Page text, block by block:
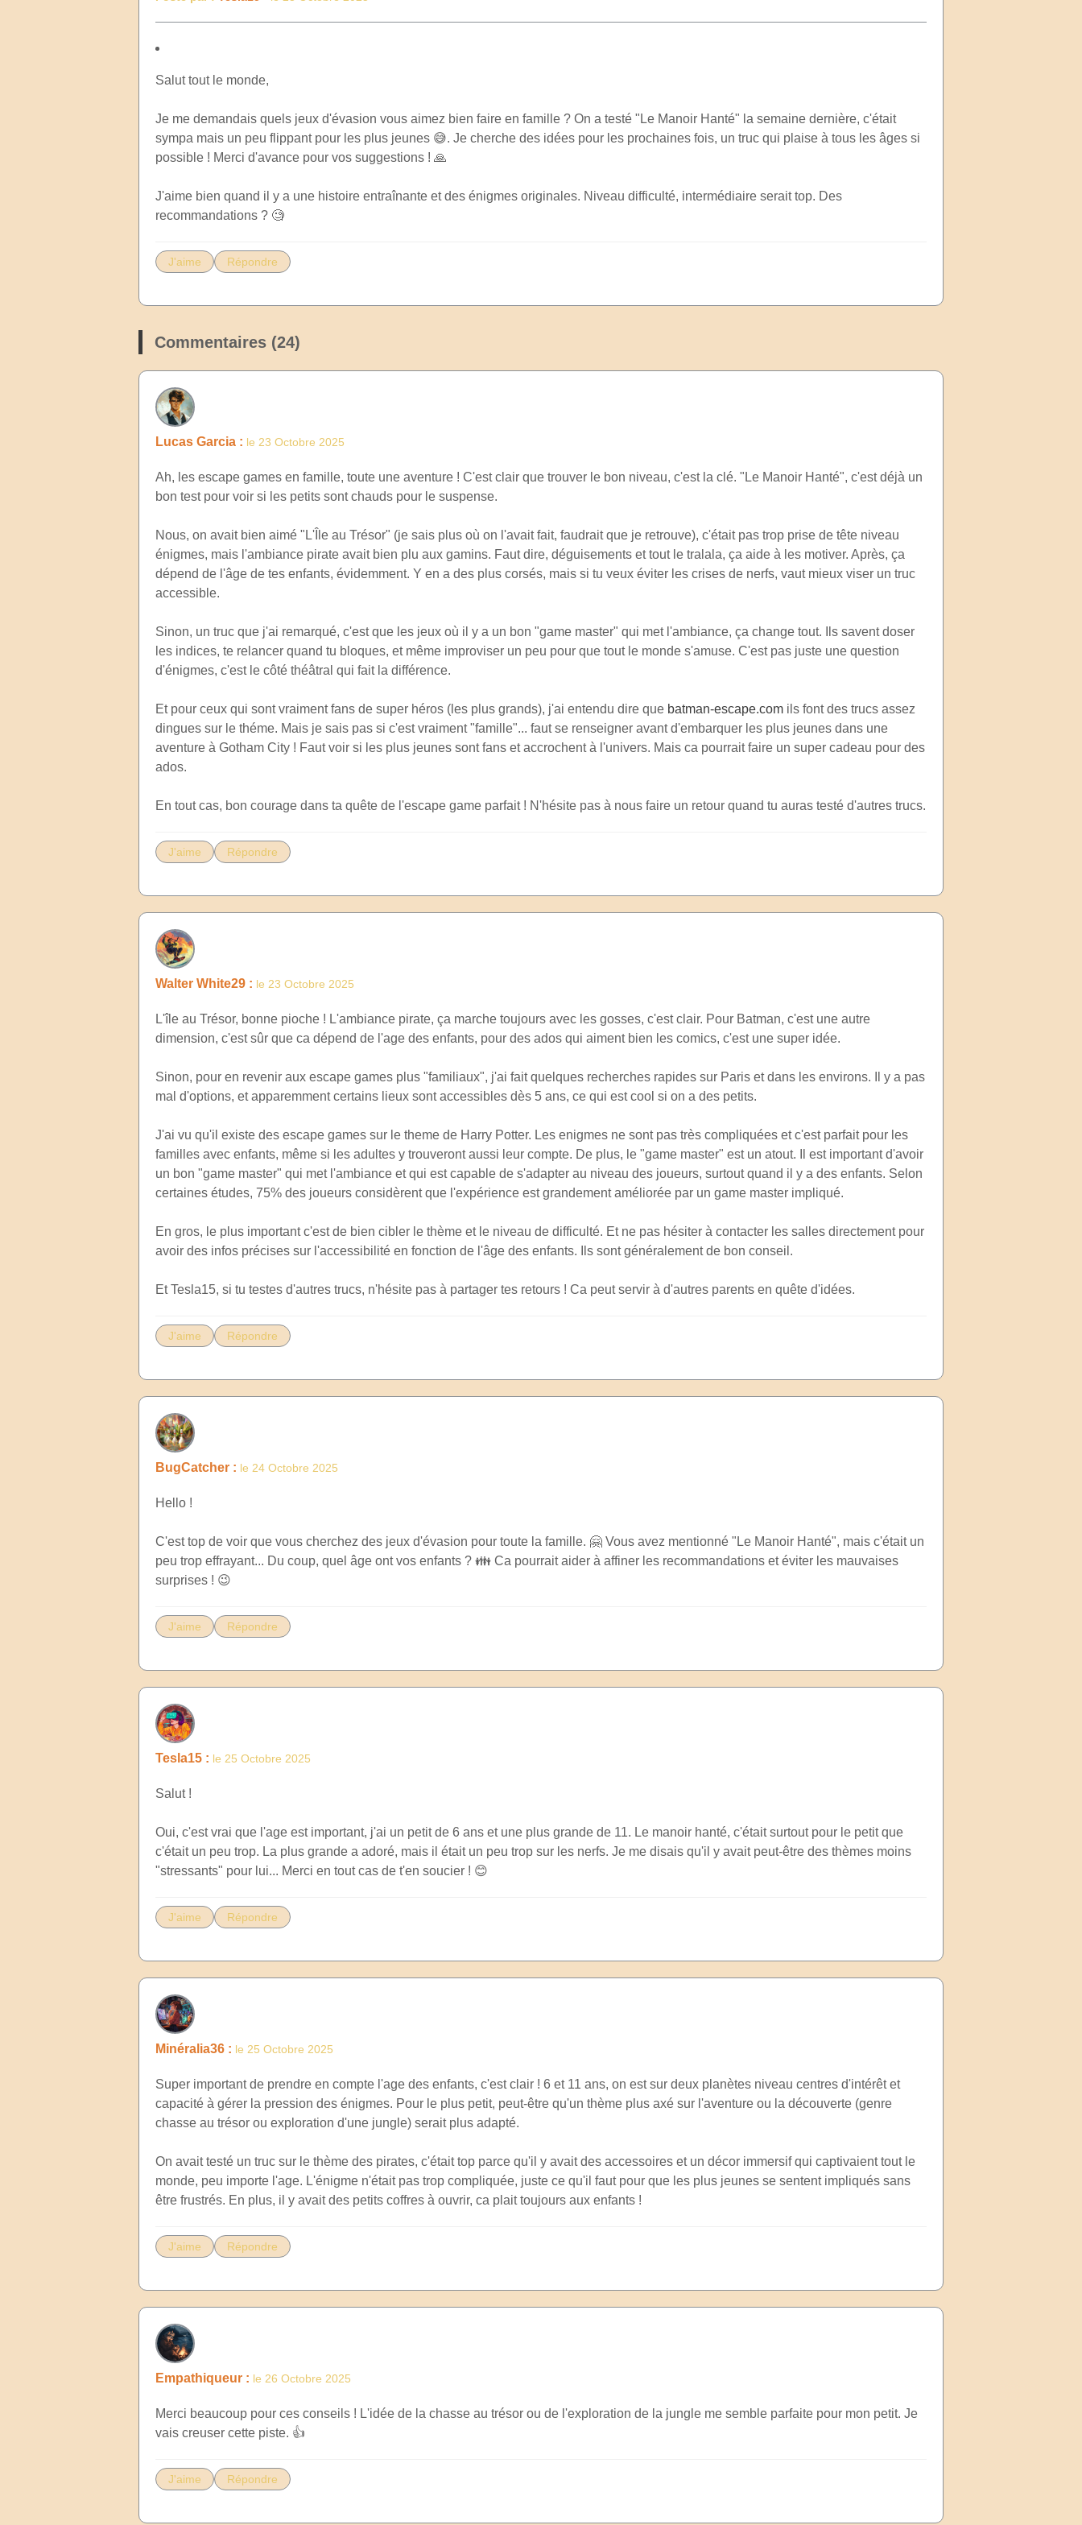
Salut tout le monde,
Je me demandais quels jeux d'évasion vous aimez bien faire en famille ? On a testé "Le Manoir Hanté" la semaine dernière, c'était
sympa mais un peu flippant pour les plus jeunes 😅. Je cherche des idées pour les prochaines fois, un truc qui plaise à tous les âges si
possible ! Merci d'avance pour vos suggestions ! 🙏
J'aime bien quand il y a une histoire entraînante et des énigmes originales. Niveau difficulté, intermédiaire serait top. Des
recommandations ? 🧐
J'aime Répondre
Commentaires (24)
Lucas Garcia : le 23 Octobre 2025
Ah, les escape games en famille, toute une aventure ! C'est clair que trouver le bon niveau, c'est la clé. "Le Manoir Hanté", c'est déjà un
bon test pour voir si les petits sont chauds pour le suspense.
Nous, on avait bien aimé "L'Île au Trésor" (je sais plus où on l'avait fait, faudrait que je retrouve), c'était pas trop prise de tête niveau
énigmes, mais l'ambiance pirate avait bien plu aux gamins. Faut dire, déguisements et tout le tralala, ça aide à les motiver. Après, ça
dépend de l'âge de tes enfants, évidemment. Y en a des plus corsés, mais si tu veux éviter les crises de nerfs, vaut mieux viser un truc
accessible.
Sinon, un truc que j'ai remarqué, c'est que les jeux où il y a un bon "game master" qui met l'ambiance, ça change tout. Ils savent doser
les indices, te relancer quand tu bloques, et même improviser un peu pour que tout le monde s'amuse. C'est pas juste une question
d'énigmes, c'est le côté théâtral qui fait la différence.
Et pour ceux qui sont vraiment fans de super héros (les plus grands), j'ai entendu dire que batman-escape.com ils font des trucs assez
dingues sur le théme. Mais je sais pas si c'est vraiment "famille"... faut se renseigner avant d'embarquer les plus jeunes dans une
aventure à Gotham City ! Faut voir si les plus jeunes sont fans et accrochent à l'univers. Mais ca pourrait faire un super cadeau pour des
ados.
En tout cas, bon courage dans ta quête de l'escape game parfait ! N'hésite pas à nous faire un retour quand tu auras testé d'autres trucs.
J'aime Répondre
Walter White29 : le 23 Octobre 2025
L'île au Trésor, bonne pioche ! L'ambiance pirate, ça marche toujours avec les gosses, c'est clair. Pour Batman, c'est une autre
dimension, c'est sûr que ca dépend de l'age des enfants, pour des ados qui aiment bien les comics, c'est une super idée.
Sinon, pour en revenir aux escape games plus "familiaux", j'ai fait quelques recherches rapides sur Paris et dans les environs. Il y a pas
mal d'options, et apparemment certains lieux sont accessibles dès 5 ans, ce qui est cool si on a des petits.
J'ai vu qu'il existe des escape games sur le theme de Harry Potter. Les enigmes ne sont pas très compliquées et c'est parfait pour les
familles avec enfants, même si les adultes y trouveront aussi leur compte. De plus, le "game master" est un atout. Il est important d'avoir
un bon "game master" qui met l'ambiance et qui est capable de s'adapter au niveau des joueurs, surtout quand il y a des enfants. Selon
certaines études, 75% des joueurs considèrent que l'expérience est grandement améliorée par un game master impliqué.
En gros, le plus important c'est de bien cibler le thème et le niveau de difficulté. Et ne pas hésiter à contacter les salles directement pour
avoir des infos précises sur l'accessibilité en fonction de l'âge des enfants. Ils sont généralement de bon conseil.
Et Tesla15, si tu testes d'autres trucs, n'hésite pas à partager tes retours ! Ca peut servir à d'autres parents en quête d'idées.
J'aime Répondre
BugCatcher : le 24 Octobre 2025
Hello !
C'est top de voir que vous cherchez des jeux d'évasion pour toute la famille. 🤗 Vous avez mentionné "Le Manoir Hanté", mais c'était un
peu trop effrayant... Du coup, quel âge ont vos enfants ? 👪 Ca pourrait aider à affiner les recommandations et éviter les mauvaises
surprises ! 😉
J'aime Répondre
Tesla15 : le 25 Octobre 2025
Salut !
Oui, c'est vrai que l'age est important, j'ai un petit de 6 ans et une plus grande de 11. Le manoir hanté, c'était surtout pour le petit que
c'était un peu trop. La plus grande a adoré, mais il était un peu trop sur les nerfs. Je me disais qu'il y avait peut-être des thèmes moins
"stressants" pour lui... Merci en tout cas de t'en soucier ! 😊
J'aime Répondre
Minéralia36 : le 25 Octobre 2025
Super important de prendre en compte l'age des enfants, c'est clair ! 6 et 11 ans, on est sur deux planètes niveau centres d'intérêt et
capacité à gérer la pression des énigmes. Pour le plus petit, peut-être qu'un thème plus axé sur l'aventure ou la découverte (genre
chasse au trésor ou exploration d'une jungle) serait plus adapté.
On avait testé un truc sur le thème des pirates, c'était top parce qu'il y avait des accessoires et un décor immersif qui captivaient tout le
monde, peu importe l'age. L'énigme n'était pas trop compliquée, juste ce qu'il faut pour que les plus jeunes se sentent impliqués sans
être frustrés. En plus, il y avait des petits coffres à ouvrir, ca plait toujours aux enfants !
J'aime Répondre
Empathiqueur : le 26 Octobre 2025
Merci beaucoup pour ces conseils ! L'idée de la chasse au trésor ou de l'exploration de la jungle me semble parfaite pour mon petit. Je
vais creuser cette piste. 👍
J'aime Répondre